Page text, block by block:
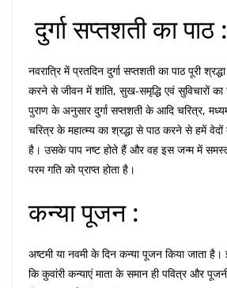
दुर्गा सप्तशती का पाठ :
नवरात्रि में प्रतदिन दुर्गा सप्तशती का पाठ पूरी
करने से जीवन में शांति, सुख-समृद्धि एवं सुविचारों का
पुराण के अनुसार दुर्गा सप्तशती के आदि चरित्र,
चरित्र के महात्म्य का श्रद्धा से पाठ करने से हमें
है। उसके पाप नष्ट होते हैं और वह इस जन्म में
परम गति को प्राप्त होता है।
कन्या पूजन :
अष्टमी या नवमी के दिन कन्या पूजन किया जाता है।
कि कुवांरी कन्याएं माता के समान ही पवित्र और